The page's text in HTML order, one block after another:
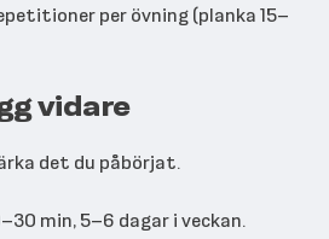
per övning (planka 15–
vidare
det du påbörjat.
min, 5–6 dagar i veckan.